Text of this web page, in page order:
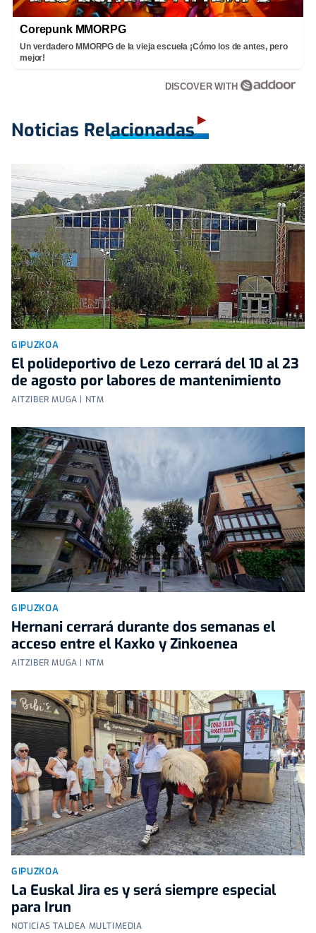
Corepunk MMORPG
Un verdadero MMORPG de la vieja escuela ¡Cómo los de antes, pero
mejor!
DISCOVER WITH
Noticias Relacionadas
GIPUZKOA
El polideportivo de Lezo cerrará del 10 al 23
de agosto por labores de mantenimiento
AITZIBER MUGA | NTM
GIPUZKOA
Hernani cerrará durante dos semanas el
acceso entre el Kaxko y Zinkoenea
AITZIBER MUGA | NTM
GIPUZKOA
La Euskal Jira es y será siempre especial
para Irun
NOTICIAS TALDEA MULTIMEDIA